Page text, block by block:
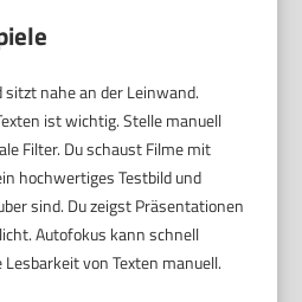
sitzt nahe an der Leinwand.
ist wichtig. Stelle manuell
Filter. Du schaust Filme mit
hochwertiges Testbild und
sind. Du zeigst Präsentationen
Autofokus kann schnell
von Texten manuell.